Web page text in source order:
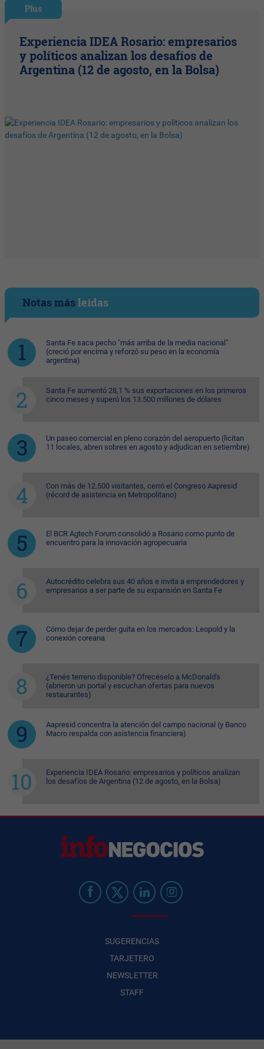
Plus
Experiencia IDEA Rosario: empresarios
y políticos analizan los desafíos de
Argentina (12 de agosto, en la Bolsa)
Notas másleídas
Santa Fe saca pecho "más arriba de la media nacional"
(creció por encima y reforzó su peso en la economía
argentina)
Santa Fe aumentó 28,1 % sus exportaciones en los primeros
cinco meses y superó los 13.500 millones de dólares
Un paseo comercial en pleno corazón del aeropuerto (licitan
11 locales, abren sobres en agosto y adjudican en setiembre)
Con más de 12.500 visitantes, cerró el Congreso Aapresid
(récord de asistencia en Metropolitano)
El BCR Agtech Forum consolidó a Rosario como punto de
encuentro para la innovación agropecuaria
Autocrédito celebra sus 40 años e invita a emprendedores y
empresarios a ser parte de su expansión en Santa Fe
Cómo dejar de perder guita en los mercados: Leopold y la
conexión coreana
¿Tenés terreno disponible? Ofrecéselo a McDonald's
(abrieron un portal y escuchan ofertas para nuevos
restaurantes)
Aapresid concentra la atención del campo nacional (y Banco
Macro respalda con asistencia financiera)
Experiencia IDEA Rosario: empresarios y políticos analizan
los desafíos de Argentina (12 de agosto, en la Bolsa)
SUGERENCIAS
TARJETERO
NEWSLETTER
STAFF